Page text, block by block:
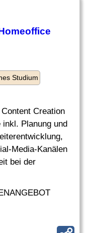
Studium
Creation
Planung und
Media-Kanälen
bei der